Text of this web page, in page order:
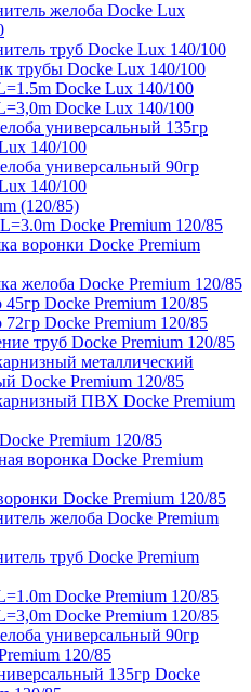
желоба Docke Lux
труб Docke Lux 140/100
трубы Docke Lux 140/100
Docke Lux 140/100
Docke Lux 140/100
универсальный 135гр
140/100
универсальный 90гр
140/100
(120/85)
Docke Premium 120/85
воронки Docke Premium
желоба Docke Premium 120/85
45гр Docke Premium 120/85
72гр Docke Premium 120/85
труб Docke Premium 120/85
металлический
Docke Premium 120/85
ПВХ Docke Premium
Premium 120/85
воронка Docke Premium
Docke Premium 120/85
желоба Docke Premium
труб Docke Premium
Docke Premium 120/85
Docke Premium 120/85
универсальный 90гр
120/85
135гр Docke